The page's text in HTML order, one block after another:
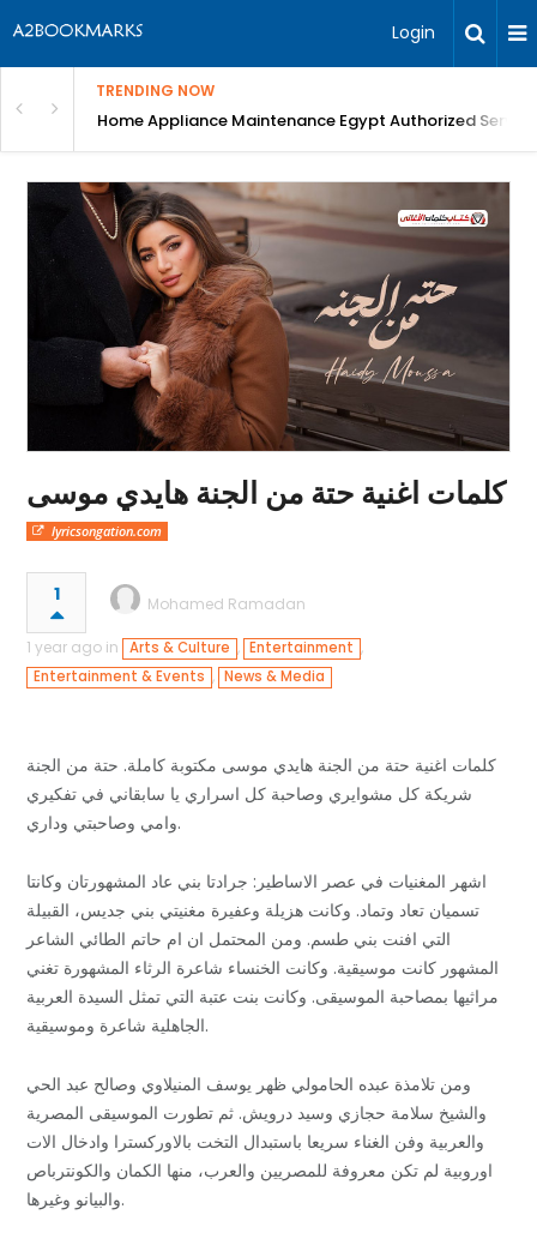
Login
TRENDING NOW
CT Scan, blood tests, Digital X-Ray, Best Dental ...
Home Appliance Maintenance Egypt Authorized
كلمات اغنية حتة من الجنة هايدي موسى
lyricsongation.com
1 Mohamed Ramadan
1 year ago in Arts & Culture , Entertainment ,
Entertainment & Events , News & Media
كلمات اغنية حتة من الجنة هايدي موسى مكتوبة كاملة. حتة من الجنة
شريكة كل مشوايري وصاحبة كل اسراري يا سابقاني في تفكيري
وامي وصاحبتي وداري.
اشهر المغنيات في عصر الاساطير: جرادتا بني عاد المشهورتان وكانتا
تسميان تعاد وتماد. وكانت هزيلة وعفيرة مغنيتي بني جديس، القبيلة
التي افنت بني طسم. ومن المحتمل ان ام حاتم الطائي الشاعر
المشهور كانت موسيقية. وكانت الخنساء شاعرة الرثاء المشهورة تغني
مراثيها بمصاحبة الموسيقى. وكانت بنت عتبة التي تمثل السيدة العربية
الجاهلية شاعرة وموسيقية.
ومن تلامذة عبده الحامولي ظهر يوسف المنيلاوي وصالح عبد الحي
والشيخ سلامة حجازي وسيد درويش. ثم تطورت الموسيقى المصرية
والعربية وفن الغناء سريعا باستبدال التخت بالاوركسترا وادخال الات
اوروبية لم تكن معروفة للمصريين والعرب، منها الكمان والكونترباص
والبيانو وغيرها.